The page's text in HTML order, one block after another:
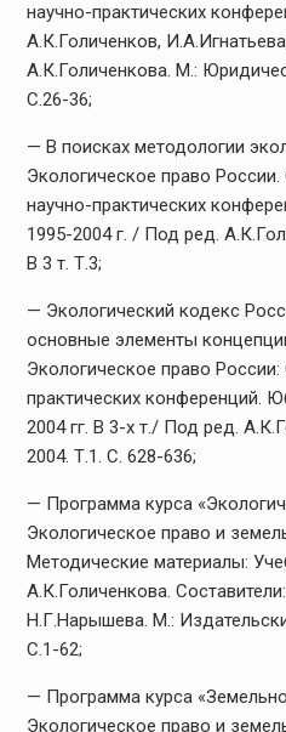
научно-практических
А.К.Голиченков,
А.К.Голиченкова. М.:
С.26-36;
— В поисках методологии
Экологическое право
научно-практических
1995-2004 г. / Под ред.
В 3 т. Т.3;
— Экологический кодекс
основные элементы
Экологическое право
практических конференций.
2004 гг. В 3-х т./ Под ред.
2004. Т.1. С. 628-636;
— Программа курса
Экологическое право и
Методические материалы:
А.К.Голиченкова.
Н.Г.Нарышева. М.:
С.1-62;
— Программа курса
Экологическое право и